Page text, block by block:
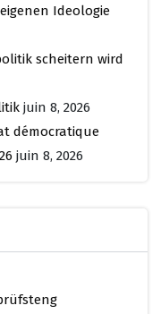
Ideologie
scheitern wird
juin 8, 2026
démocratique
juin 8, 2026